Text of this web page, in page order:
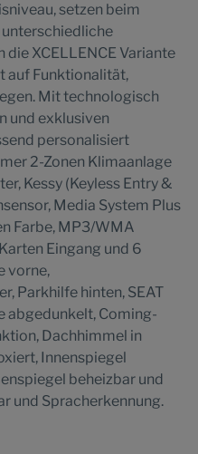
setzen beim
XCELLENCE Variante
auf Funktionalität,
Mit technologisch
und exklusiven
personalisiert
2-Zonen Klimaanlage
Kessy (Keyless Entry &
Media System Plus
Farbe, MP3/WMA
Eingang und 6
vorne,
Parkhilfe hinten, SEAT
abgedunkelt, Coming-
Dachhimmel in
Innenspiegel
beheizbar und
und Spracherkennung.